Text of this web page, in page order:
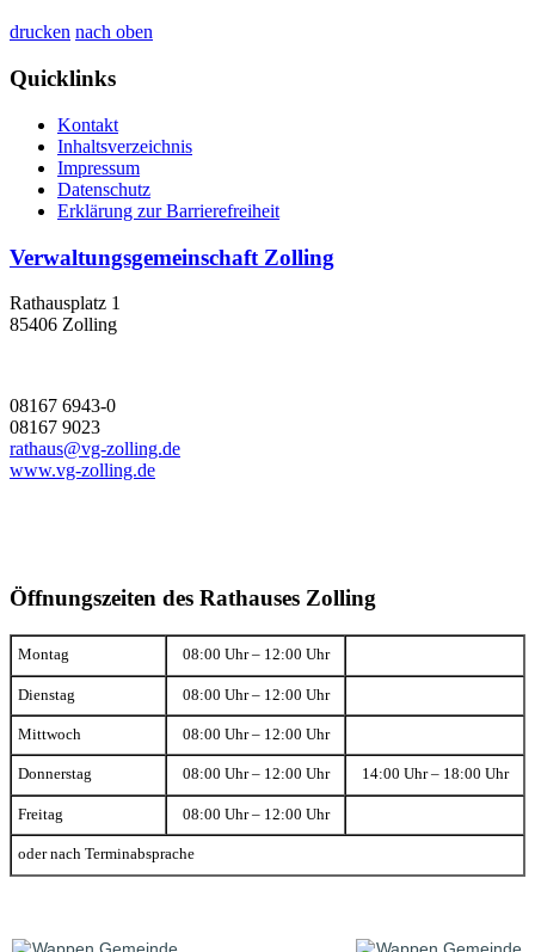
drucken nach oben
Quicklinks
Kontakt
Inhaltsverzeichnis
Impressum
Datenschutz
Erklärung zur Barrierefreiheit
Verwaltungsgemeinschaft Zolling
Rathausplatz 1
85406 Zolling
08167 6943-0
08167 9023
rathaus@vg-zolling.de
www.vg-zolling.de
Öffnungszeiten des Rathauses Zolling
Montag 08:00 Uhr – 12:00 Uhr
Dienstag 08:00 Uhr – 12:00 Uhr
Mittwoch 08:00 Uhr – 12:00 Uhr
Donnerstag 08:00 Uhr – 12:00 Uhr 14:00 Uhr – 18:00 Uhr
Freitag 08:00 Uhr – 12:00 Uhr
oder nach Terminabsprache